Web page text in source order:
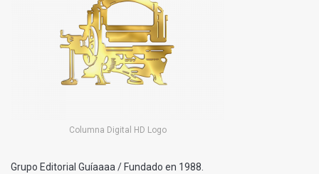
Columna Digital HD Logo
Grupo Editorial Guíaaaa / Fundado en 1988.